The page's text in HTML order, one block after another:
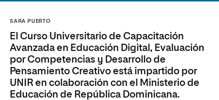
SARA PUERTO
El Curso Universitario de Capacitación
Avanzada en Educación Digital, Evaluación
por Competencias y Desarrollo de
Pensamiento Creativo está impartido por
UNIR en colaboración con el Ministerio de
Educación de República Dominicana.